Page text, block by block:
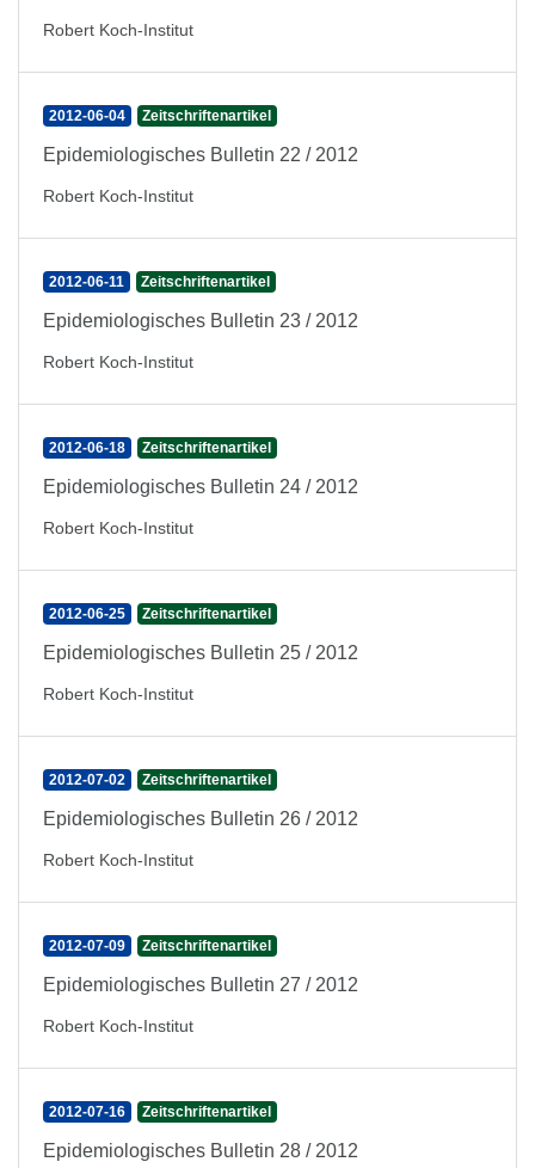
Robert Koch-Institut
2012-06-04 Zeitschriftenartikel
Epidemiologisches Bulletin 22 / 2012
Robert Koch-Institut
2012-06-11 Zeitschriftenartikel
Epidemiologisches Bulletin 23 / 2012
Robert Koch-Institut
2012-06-18 Zeitschriftenartikel
Epidemiologisches Bulletin 24 / 2012
Robert Koch-Institut
2012-06-25 Zeitschriftenartikel
Epidemiologisches Bulletin 25 / 2012
Robert Koch-Institut
2012-07-02 Zeitschriftenartikel
Epidemiologisches Bulletin 26 / 2012
Robert Koch-Institut
2012-07-09 Zeitschriftenartikel
Epidemiologisches Bulletin 27 / 2012
Robert Koch-Institut
2012-07-16 Zeitschriftenartikel
Epidemiologisches Bulletin 28 / 2012